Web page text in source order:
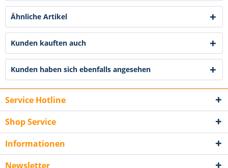
Ähnliche Artikel
Kunden kauften auch
Kunden haben sich ebenfalls angesehen
Service Hotline
Shop Service
Informationen
Newsletter